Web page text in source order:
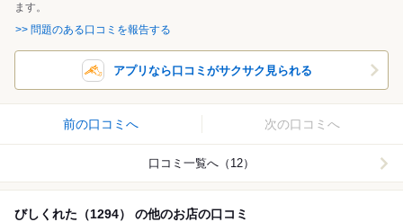
ます。
>> 問題のある口コミを報告する
アプリなら口コミがサクサク見られる
前の口コミへ 次の口コミへ
口コミ一覧へ（12）
びしくれた（1294） の他のお店の口コミ